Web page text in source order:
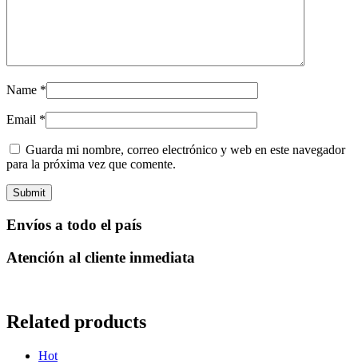
Name *
Email *
Guarda mi nombre, correo electrónico y web en este navegador
para la próxima vez que comente.
Envíos a todo el país
Atención al cliente inmediata
Related products
Hot